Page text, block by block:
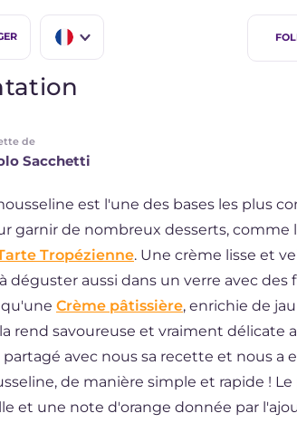
BR
NL
de
Sacchetti
est l'une des bases les plus
garnir de nombreux desserts, comme
Tropézienne. Une crème lisse et
déguster aussi dans un verre avec des
Crème pâtissière, enrichie de
rend savoureuse et vraiment délicate
partagé avec nous sa recette et nous a
de manière simple et rapide !
et une note d'orange donnée par